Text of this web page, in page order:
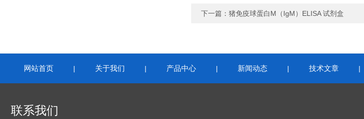
下一篇： 猪免疫球蛋白M（IgM）ELISA 试剂盒
网站首页 | 关于我们 | 产品中心 | 新闻动态 | 技术文章 |
联系我们